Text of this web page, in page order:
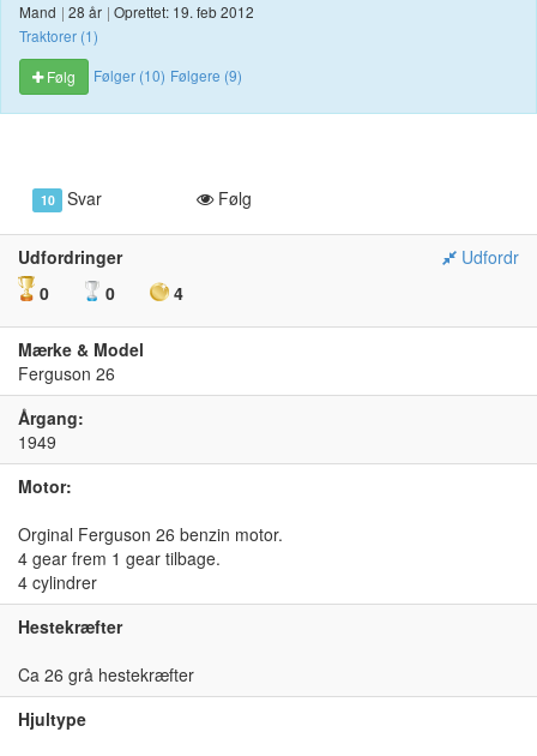
Mand | 28 år | Oprettet: 19. feb 2012
Traktorer (1)
Følg
Følger (10) Følgere (9)
10 Svar Følg
Udfordringer
Udfordr
0
0 4
Mærke & Model
Ferguson 26
Årgang:
1949
Motor:
Orginal Ferguson 26 benzin motor.
4 gear frem 1 gear tilbage.
4 cylindrer
Hestekræfter
Ca 26 grå hestekræfter
Hjultype